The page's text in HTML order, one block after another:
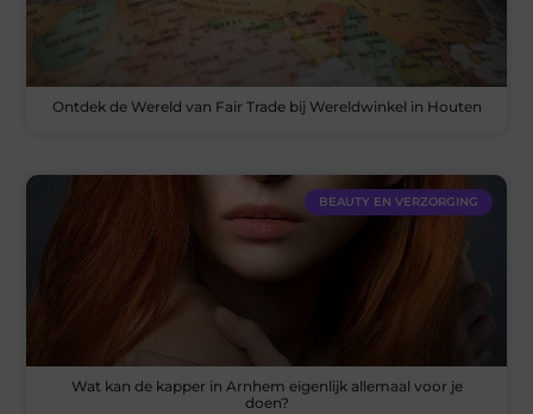
Ontdek de Wereld van Fair Trade bij Wereldwinkel in Houten
BEAUTY EN VERZORGING
Wat kan de kapper in Arnhem eigenlijk allemaal voor je
doen?